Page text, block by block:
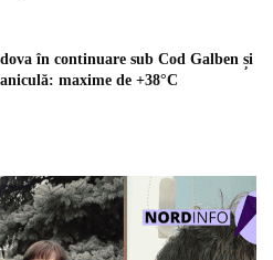
în continuare sub Cod Galben și
maxime de +38°C